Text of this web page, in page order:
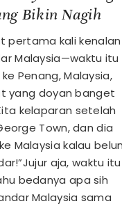
Bikin Nagih
pertama kali kenalan
Malaysia—waktu itu
Penang, Malaysia,
yang doyan banget
kelaparan setelah
Town, dan dia
Malaysia kalau
aja, waktu itu
bedanya apa sih
Malaysia sama